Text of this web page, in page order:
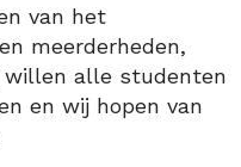
van het
meerderheden,
willen alle studenten
en wij hopen van